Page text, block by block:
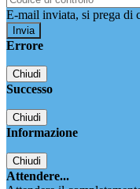
E-mail inviata, si prega di
Errore
Chiudi
Successo
Chiudi
Informazione
Chiudi
Attendere...